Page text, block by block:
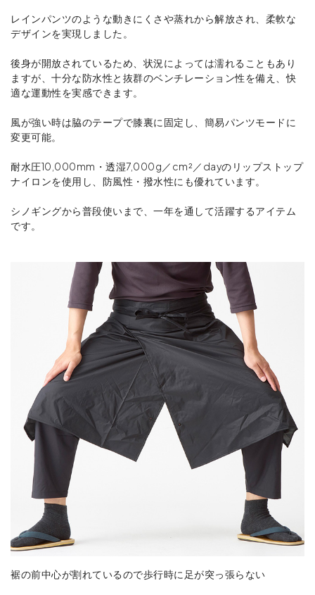
レインパンツのような動きにくさや蒸れから解放され、柔軟な
デザインを実現しました。
後身が開放されているため、状況によっては濡れることもあり
ますが、十分な防水性と抜群のベンチレーション性を備え、快
適な運動性を実感できます。
風が強い時は脇のテープで膝裏に固定し、簡易パンツモードに
変更可能。
耐水圧10,000mm・透湿7,000g／cm²／dayのリップストップ
ナイロンを使用し、防風性・撥水性にも優れています。
シノギングから普段使いまで、一年を通して活躍するアイテム
です。
裾の前中心が割れているので歩行時に足が突っ張らない